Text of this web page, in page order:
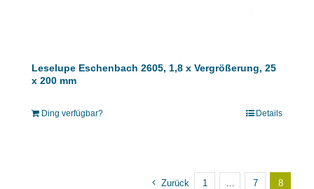
Leselupe Eschenbach 2605, 1,8 x Vergrößerung, 25
x 200 mm
Ding verfügbar? Details
Zurück 1 7 8